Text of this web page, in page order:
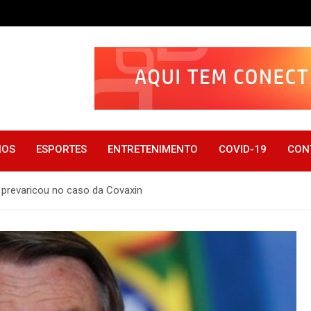
ESPORTES ENTRETENIMENTO COVID-19
no caso da Covaxin